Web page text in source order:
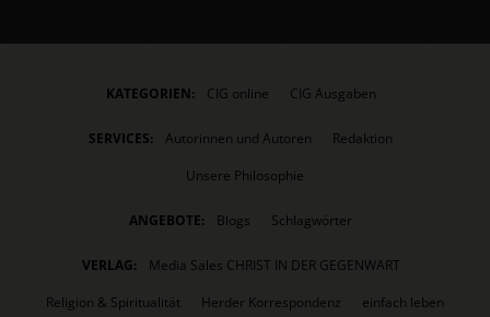
KATEGORIEN: CIG online CIG Ausgaben
SERVICES: Autorinnen und Autoren
Redaktion
Unsere Philosophie
ANGEBOTE: Blogs Schlagwörter
VERLAG:
Media Sales CHRIST IN DER GEGENWART
Religion & Spiritualität
Herder Korrespondenz
einfach leben